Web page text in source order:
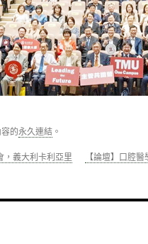
的永久連結 。
，義大利卡利亞里
【論壇】口腔